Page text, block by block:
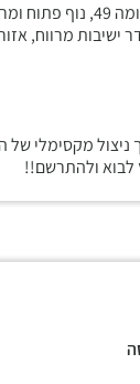
במגדל יוקרתי, קרוב לרכבת, לקו האדום של הרכבת
ישיבות מרווח,
ניצול מקסימלי
לבוא ולהתרשם!!